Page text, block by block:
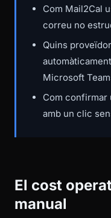
Com Mail2Cal
correu no
Quins
Microsoft
Com confirmar
amb un clic
El cost
manual